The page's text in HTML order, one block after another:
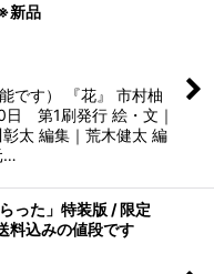
新品
です） 『花』 市村柚
第1刷発行 絵・文｜
太 編集｜荒木健太 編
…
った」特装版 / 限定
料込みの値段です